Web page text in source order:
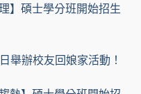
】碩士學分班開始招生
舉辦校友回娘家活動！